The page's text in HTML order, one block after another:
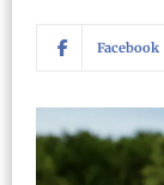
Facebook